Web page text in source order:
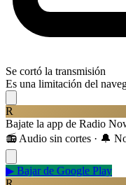
Se cortó la transmisión
Es una limitación del
R
Bajate la app de Radio
📻 Audio sin cortes · 🔔
▶ Bajar de Google Play